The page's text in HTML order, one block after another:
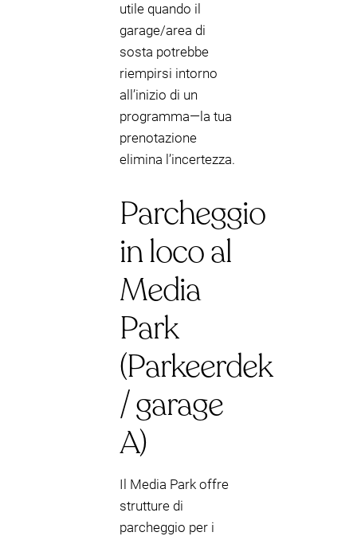
utile quando il
garage/area di
sosta potrebbe
riempirsi intorno
all’inizio di un
programma—la tua
prenotazione
elimina l’incertezza.
Parcheggio
in loco al
Media
Park
(Parkeerdek
/ garage
A)
Il Media Park offre
strutture di
parcheggio per i